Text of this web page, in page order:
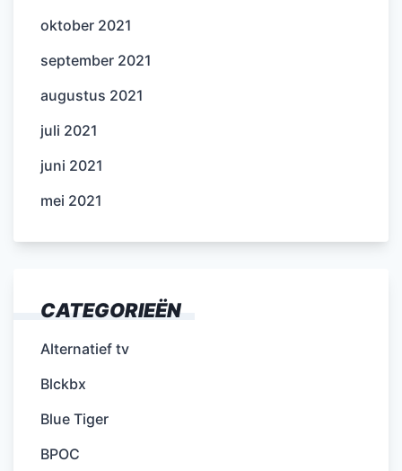
oktober 2021
september 2021
augustus 2021
juli 2021
juni 2021
mei 2021
CATEGORIEËN
Alternatief tv
Blckbx
Blue Tiger
BPOC